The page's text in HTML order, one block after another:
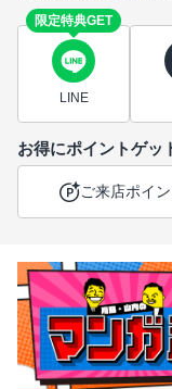
限定特典GET
LINE
お得にポイントゲッ
ご来店ポイン